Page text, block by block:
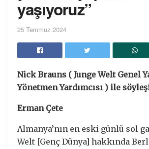
yaşıyoruz”
25 Temmuz 2024
Nick Brauns ( Junge Welt Genel
Yönetmen Yardımcısı ) ile
Erman Çete
Almanya’nın en eski günlü sol
Welt [Genç Dünya] hakkında